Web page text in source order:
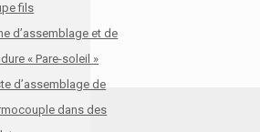
fils
d’assemblage et de
« Pare-soleil »
d’assemblage de
dans des